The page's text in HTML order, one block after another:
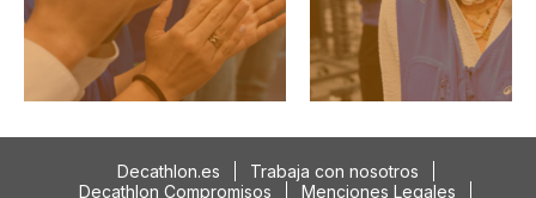
Decathlon.es
Trabaja con nosotros
Decathlon Compromisos
Menciones Legales